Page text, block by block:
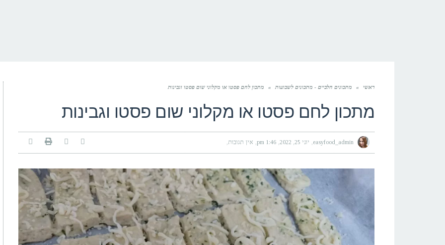
ראשי » מתכונים חלביים - מתכונים לשבועות » מתכון לחם פסטו או מקלוני שום פסטו וגבינות
מתכון לחם פסטו או מקלוני שום פסטו וגבינות
easyfood_admin יוני 25, 2022 1:46 pm אין תגובות